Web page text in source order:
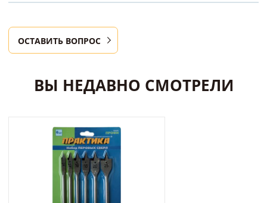
ОСТАВИТЬ ВОПРОС
ВЫ НЕДАВНО СМОТРЕЛИ